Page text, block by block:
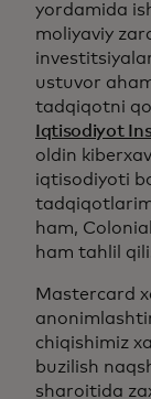
yordamida
moliyaviy
ustuvor
tadqiqotni
Iqtisodiyot
oldin
iqtisodiyoti
ham,
ham tahlil
Mastercard
chiqishimiz
buzilish
sharoitida